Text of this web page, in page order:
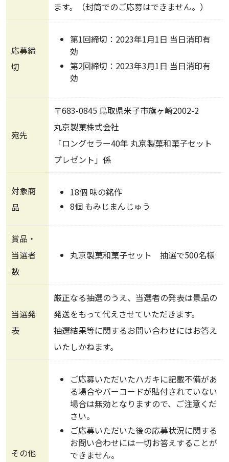
ます。（封筒でのご応募はできません。）
応募締
切
第1回締切：2023年1月1日 当日消印有
効
第2回締切：2023年3月1日 当日消印有
効
宛先
〒683-0845 鳥取県米子市旗ヶ崎2002-2
丸京製菓株式会社
「ロングセラー40年 丸京製菓和菓子セット
プレゼント」係
対象商
品
18個 味の銘作
8個 もみじまんじゅう
賞品・
当選者
数
丸京製菓和菓子セット 抽選で500名様
当選発
表
厳正なる抽選のうえ、当選者の発表は景品の
発送をもって代えさせていただきます。
抽選結果等に関するお問い合わせにはお答え
いたしかねます。
その他
ご応募いただいたハガキに記載不備があ
る場合やバーコードが貼付されていない
場合は無効となりますので、ご注意くだ
さい。
ご応募いただいた後の応募状況に関する
お問い合わせには一切お答えすることが
できません。